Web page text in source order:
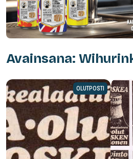
Avainsana:
OLUTPOSTI